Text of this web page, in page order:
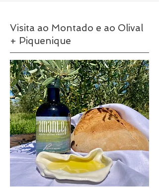
Visita ao Montado e ao Olival
+ Piquenique